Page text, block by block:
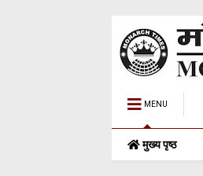
MENU
मुख्य पृष्ठ